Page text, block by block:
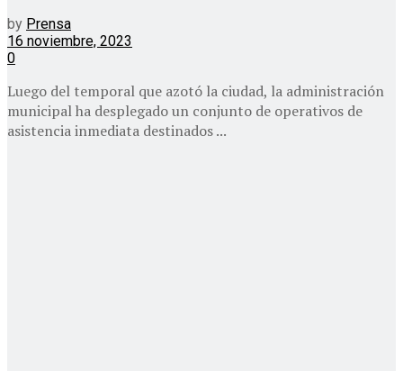
by Prensa
16 noviembre, 2023
0
Luego del temporal que azotó la ciudad, la administración
municipal ha desplegado un conjunto de operativos de
asistencia inmediata destinados ...